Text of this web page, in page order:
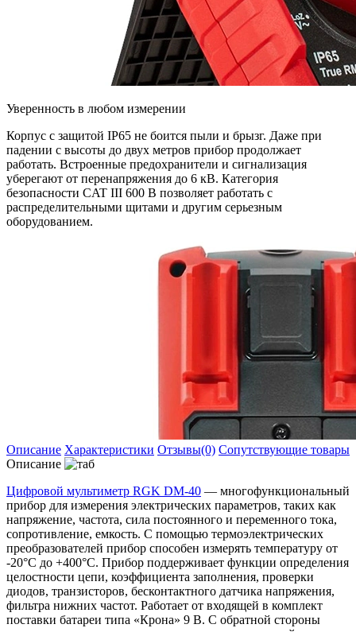
Уверенность в любом измерении
Корпус с защитой IP65 не боится пыли и брызг. Даже при
падении с высоты до двух метров прибор продолжает
работать. Встроенные предохранители и сигнализация
уберегают от перенапряжения до 6 кВ. Категория
безопасности CAT III 600 В позволяет работать с
распределительными щитами и другим серьезным
оборудованием.
Описание Характеристики Отзывы(0) Сопутствующие товары
Описание
Цифровой мультиметр RGK DM-40 — многофункциональный
прибор для измерения электрических параметров, таких как
напряжение, частота, сила постоянного и переменного тока,
сопротивление, емкость. С помощью термоэлектрических
преобразователей прибор способен измерять температуру от
-20°С до +400°С. Прибор поддерживает функции определения
целостности цепи, коэффициента заполнения, проверки
диодов, транзисторов, бесконтактного датчика напряжения,
фильтра нижних частот. Работает от входящей в комплект
поставки батареи типа «Крона» 9 В. С обратной стороны